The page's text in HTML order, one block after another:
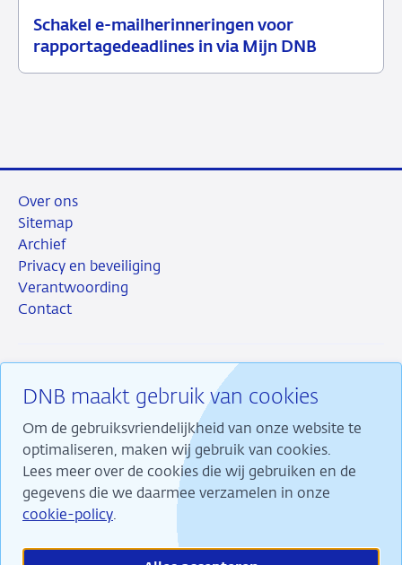
Schakel e-mailherinneringen voor
rapportagedeadlines in via Mijn DNB
21
Nieuwsbericht
DNB maakt gebruik van cookies
Om de gebruiksvriendelijkheid van onze website te
optimaliseren, maken wij gebruik van cookies.
Lees meer over de cookies die wij gebruiken en de
gegevens die we daarmee verzamelen in onze
cookie-policy.
Over ons
Sitemap
Archief
Privacy en beveiliging
Verantwoording
Contact
RSS InstagramLinkedin
X
Wij maken ons sterk voor financiële stabiliteit en
dragen daarmee bij aan duurzame welvaart in